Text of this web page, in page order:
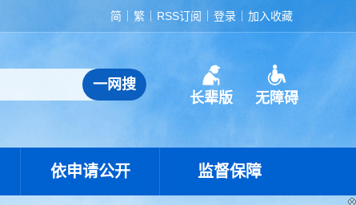
简 繁 RSS订阅 登录 加入收藏
长辈版 无障碍
依申请公开 监督保障